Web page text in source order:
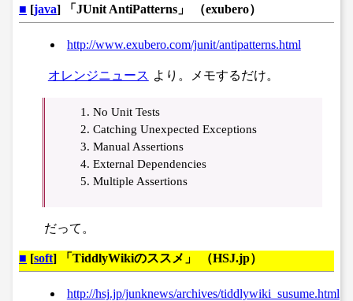
■ [java] 「JUnit AntiPatterns」 （exubero）
http://www.exubero.com/junit/antipatterns.html
オレンジニュース より。メモするだけ。
No Unit Tests
Catching Unexpected Exceptions
Manual Assertions
External Dependencies
Multiple Assertions
だって。
■ [soft] 「TiddlyWikiのススメ」 （HSJ.jp）
http://hsj.jp/junknews/archives/tiddlywiki_susume.html